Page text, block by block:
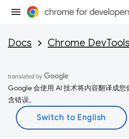
Docs Chrome DevTools
Google 会使用 AI 技术将内容翻译成
含错误。